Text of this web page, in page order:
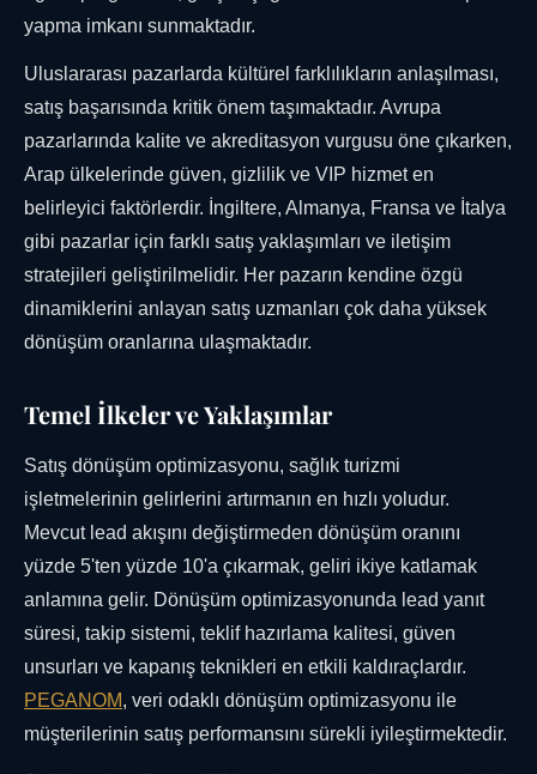
yapma imkanı sunmaktadır.
Uluslararası pazarlarda kültürel farklılıkların anlaşılması,
satış başarısında kritik önem taşımaktadır. Avrupa
pazarlarında kalite ve akreditasyon vurgusu öne çıkarken,
Arap ülkelerinde güven, gizlilik ve VIP hizmet en
belirleyici faktörlerdir. İngiltere, Almanya, Fransa ve İtalya
gibi pazarlar için farklı satış yaklaşımları ve iletişim
stratejileri geliştirilmelidir. Her pazarın kendine özgü
dinamiklerini anlayan satış uzmanları çok daha yüksek
dönüşüm oranlarına ulaşmaktadır.
Temel İlkeler ve Yaklaşımlar
Satış dönüşüm optimizasyonu, sağlık turizmi
işletmelerinin gelirlerini artırmanın en hızlı yoludur.
Mevcut lead akışını değiştirmeden dönüşüm oranını
yüzde 5'ten yüzde 10'a çıkarmak, geliri ikiye katlamak
anlamına gelir. Dönüşüm optimizasyonunda lead yanıt
süresi, takip sistemi, teklif hazırlama kalitesi, güven
unsurları ve kapanış teknikleri en etkili kaldıraçlardır.
PEGANOM, veri odaklı dönüşüm optimizasyonu ile
müşterilerinin satış performansını sürekli iyileştirmektedir.